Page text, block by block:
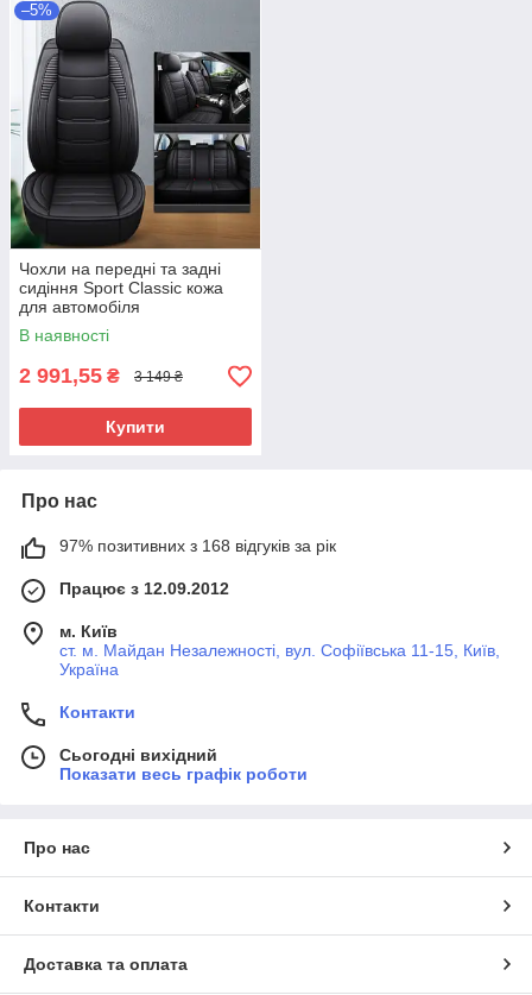
–5%
Чохли на передні та задні
сидіння Sport Classic кожа
для автомобіля
В наявності
2 991,55 ₴ 3 149 ₴
Купити
Про нас
97% позитивних з 168 відгуків за рік
Працює з 12.09.2012
м. Київ
ст. м. Майдан Незалежності, вул. Софіївська 11-15, Київ,
Україна
Контакти
Сьогодні вихідний
Показати весь графік роботи
Про нас
Контакти
Доставка та оплата